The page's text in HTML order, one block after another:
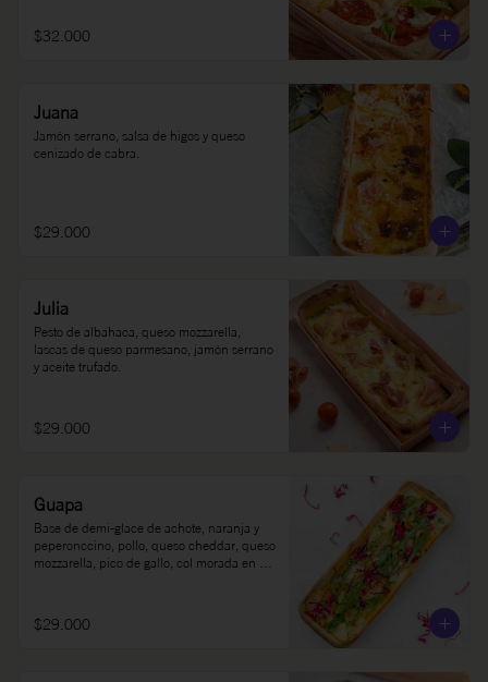
$32.000
Juana
Jamón serrano, salsa de higos y queso
cenizado de cabra.
$29.000
Julia
Pesto de albahaca, queso mozzarella,
lascas de queso parmesano, jamón serrano
y aceite trufado.
$29.000
Guapa
Base de demi-glace de achote, naranja y
peperonccino, pollo, queso cheddar, queso
mozzarella, pico de gallo, col morada en
$29.000